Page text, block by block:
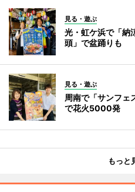
見る・遊ぶ
光・虹ケ浜で「
頭」で盆踊りも
見る・遊ぶ
周南で「サンフ
で花火5000発
もっと